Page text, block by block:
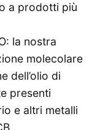
a prodotti più
la nostra
molecolare
dell’olio di
presenti
e altri metalli